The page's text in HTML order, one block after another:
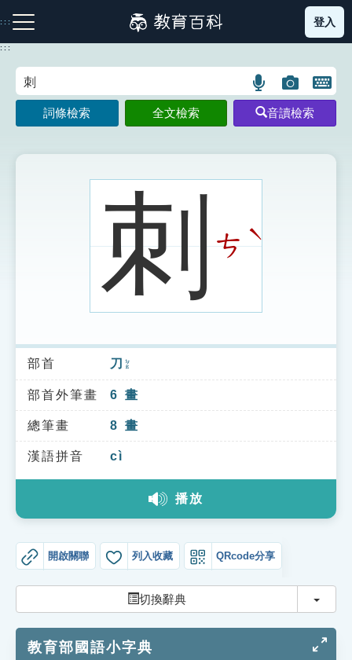
到
主
:::
注音索引圖示 筆畫索引圖示 部首索引表圖示
索引選單
知識索引
單字索引
生命大百科索引
教學應用
貓頭鷹博士
登入
:::
語
言
搜
示
圖
片
搜
開
鍵
圖
詞條檢索 全文檢索 音讀檢索
刺ㄘ ˋ
部首 刀 ㄉㄠ
部首外筆畫 6 畫
總筆畫 8 畫
漢語拼音 cì
播放
開啟關聯 列入收藏 QRcode分享
切換辭典 切換
教育部國語小字典